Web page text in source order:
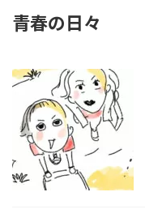
青春の日々